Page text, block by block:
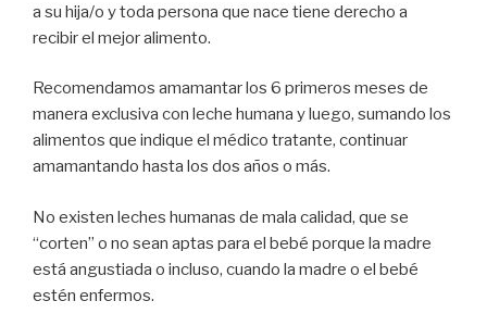
a su hija/o y toda persona que nace tiene derecho a
recibir el mejor alimento.
Recomendamos amamantar los 6 primeros meses de
manera exclusiva con leche humana y luego, sumando los
alimentos que indique el médico tratante, continuar
amamantando hasta los dos años o más.
No existen leches humanas de mala calidad, que se
“corten” o no sean aptas para el bebé porque la madre
está angustiada o incluso, cuando la madre o el bebé
estén enfermos.